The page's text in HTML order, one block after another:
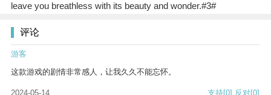
leave you breathless with its beauty and wonder.#3#
评论
游客
这款游戏的剧情非常感人，让我久久不能忘怀。
2024-05-14 支持[0] 反对[0]